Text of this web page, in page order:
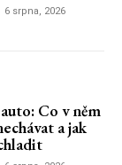
6 srpna, 2026
Co v něm
a jak